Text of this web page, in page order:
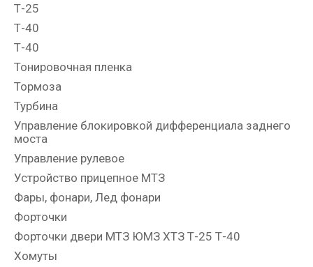
Т-25
Т-40
Т-40
Тонировочная пленка
Тормоза
Турбина
Управление блокировкой дифференциала заднего
моста
Управление рулевое
Устройство прицепное МТЗ
Фары, фонари, Лед фонари
Форточки
Форточки двери МТЗ ЮМЗ ХТЗ Т-25 Т-40
Хомуты